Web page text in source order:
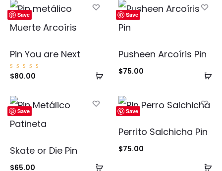
Save
Añadir
carrito
Pin You are Next
Valorad
o con
$80.00
Save
Pusheen Arcoíris Pin
$75.00
Save
Añadir
Skate or Die Pin
$65.00
Save
Perrito Salchicha Pin
$75.00